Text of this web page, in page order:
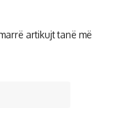
artikujt tanë më